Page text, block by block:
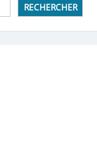
RECHERCHER